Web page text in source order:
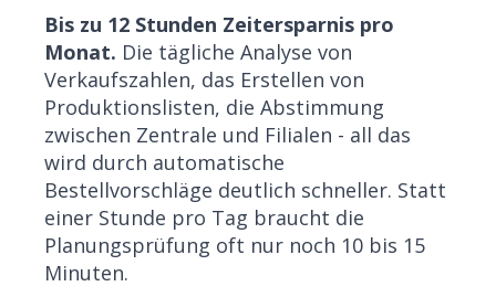
Bis zu 12 Stunden Zeitersparnis pro
Monat. Die tägliche Analyse von
Verkaufszahlen, das Erstellen von
Produktionslisten, die Abstimmung
zwischen Zentrale und Filialen - all das
wird durch automatische
Bestellvorschläge deutlich schneller. Statt
einer Stunde pro Tag braucht die
Planungsprüfung oft nur noch 10 bis 15
Minuten.